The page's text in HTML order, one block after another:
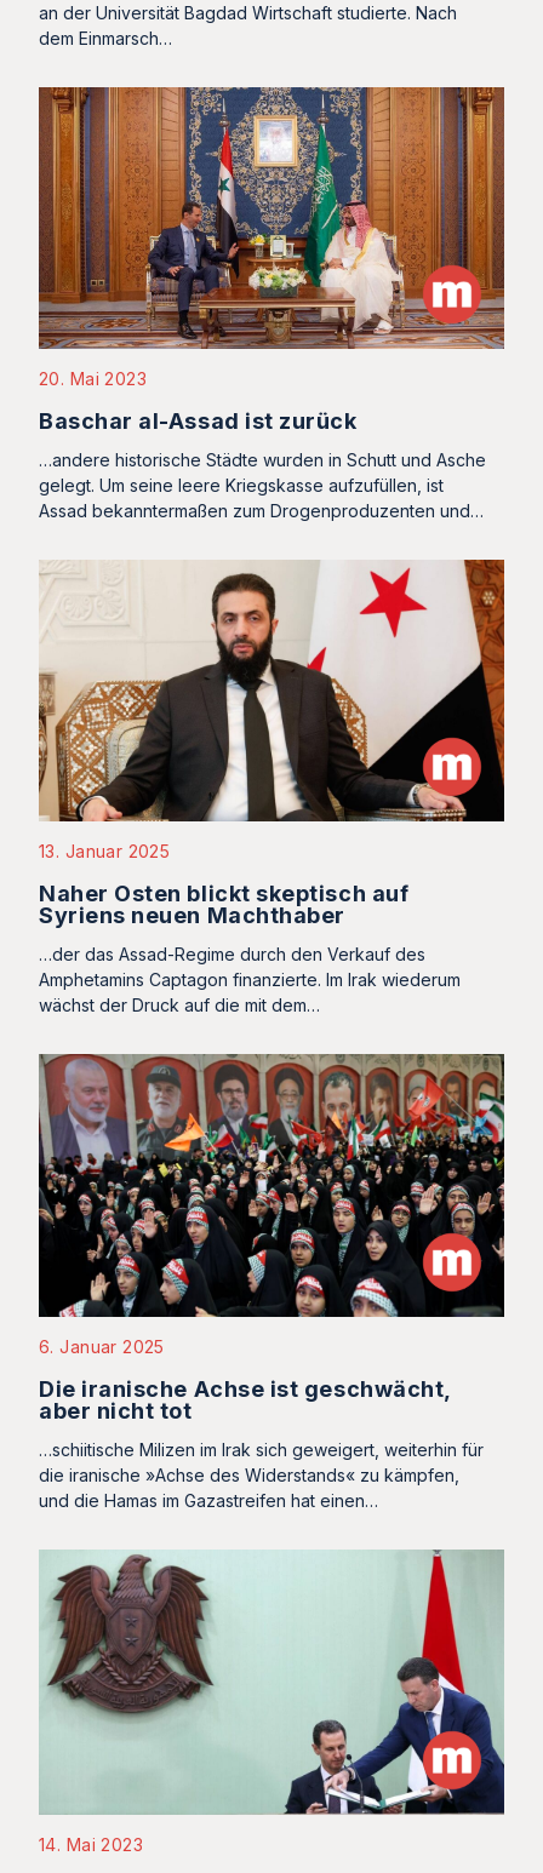
an der Universität Bagdad Wirtschaft studierte. Nach
dem Einmarsch…
20. Mai 2023
Baschar al-Assad ist zurück
…andere historische Städte wurden in Schutt und Asche
gelegt. Um seine leere Kriegskasse aufzufüllen, ist
Assad bekanntermaßen zum Drogenproduzenten und…
13. Januar 2025
Naher Osten blickt skeptisch auf
Syriens neuen Machthaber
…der das Assad-Regime durch den Verkauf des
Amphetamins Captagon finanzierte. Im Irak wiederum
wächst der Druck auf die mit dem…
6. Januar 2025
Die iranische Achse ist geschwächt,
aber nicht tot
…schiitische Milizen im Irak sich geweigert, weiterhin für
die iranische »Achse des Widerstands« zu kämpfen,
und die Hamas im Gazastreifen hat einen…
14. Mai 2023